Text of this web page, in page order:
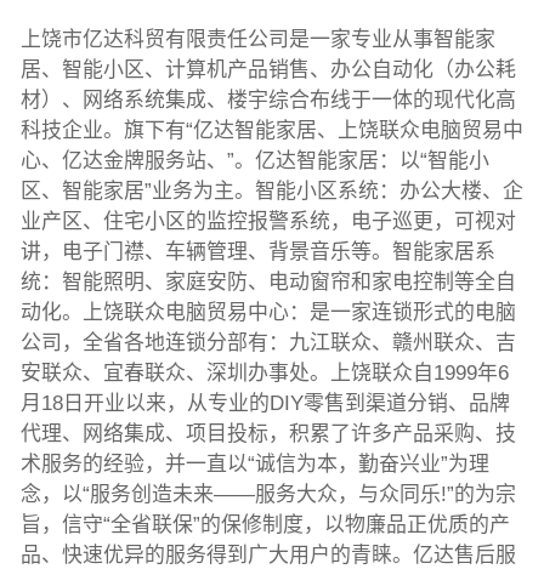
上饶市亿达科贸有限责任公司是一家专业从事智能家
居、智能小区、计算机产品销售、办公自动化（办公耗
材）、网络系统集成、楼宇综合布线于一体的现代化高
科技企业。旗下有“亿达智能家居、上饶联众电脑贸易中
心、亿达金牌服务站、”。亿达智能家居：以“智能小
区、智能家居”业务为主。智能小区系统：办公大楼、企
业产区、住宅小区的监控报警系统，电子巡更，可视对
讲，电子门襟、车辆管理、背景音乐等。智能家居系
统：智能照明、家庭安防、电动窗帘和家电控制等全自
动化。上饶联众电脑贸易中心：是一家连锁形式的电脑
公司，全省各地连锁分部有：九江联众、赣州联众、吉
安联众、宜春联众、深圳办事处。上饶联众自1999年6
月18日开业以来，从专业的DIY零售到渠道分销、品牌
代理、网络集成、项目投标，积累了许多产品采购、技
术服务的经验，并一直以“诚信为本，勤奋兴业”为理
念，以“服务创造未来——服务大众，与众同乐!”的为宗
旨，信守“全省联保”的保修制度，以物廉品正优质的产
品、快速优异的服务得到广大用户的青睐。亿达售后服